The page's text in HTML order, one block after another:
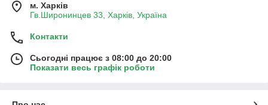
м. Харків
Гв.Широнинцев 33, Харків, Україна
Контакти
Сьогодні працює з 08:00 до 20:00
Показати весь графік роботи